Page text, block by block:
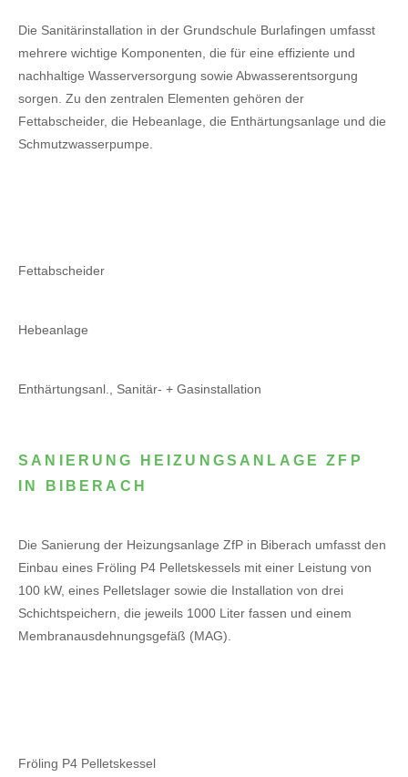
Die Sanitärinstallation in der Grundschule Burlafingen umfasst
mehrere wichtige Komponenten, die für eine effiziente und
nachhaltige Wasserversorgung sowie Abwasserentsorgung
sorgen. Zu den zentralen Elementen gehören der
Fettabscheider, die Hebeanlage, die Enthärtungsanlage und die
Schmutzwasserpumpe.
Fettabscheider
Hebeanlage
Enthärtungsanl., Sanitär- + Gasinstallation
SANIERUNG HEIZUNGSANLAGE ZFP
IN BIBERACH
Die Sanierung der Heizungsanlage ZfP in Biberach umfasst den
Einbau eines Fröling P4 Pelletskessels mit einer Leistung von
100 kW, eines Pelletslager sowie die Installation von drei
Schichtspeichern, die jeweils 1000 Liter fassen und einem
Membranausdehnungsgefäß (MAG).
Fröling P4 Pelletskessel